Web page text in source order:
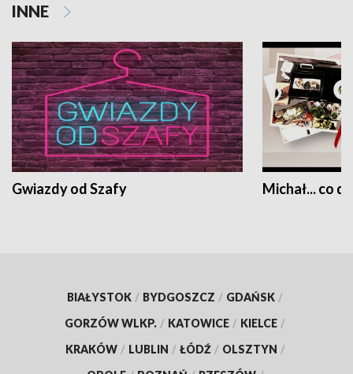
INNE
Gwiazdy od Szafy Michał... co
BIAŁYSTOK / BYDGOSZCZ / GDAŃSK /
GORZÓW WLKP. / KATOWICE / KIELCE /
KRAKÓW / LUBLIN / ŁÓDŹ / OLSZTYN /